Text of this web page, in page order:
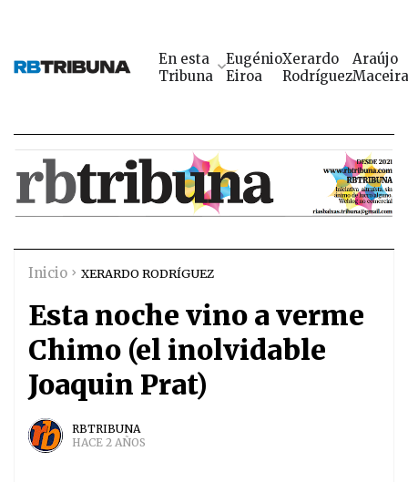
En esta
Tribuna
Eugénio
Eiroa
Xerardo
Rodríguez
Araújo
Maceira
Inicio XERARDO RODRÍGUEZ
Esta noche vino a verme
Chimo (el inolvidable
Joaquin Prat)
RBTRIBUNA
HACE 2 AÑOS